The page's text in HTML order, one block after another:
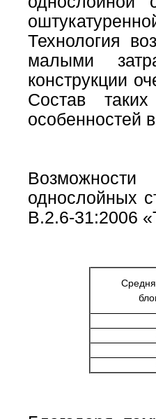
Технология
малыми
конструкции
Состав
особенностей
однослойных
В.2.6-31:2006